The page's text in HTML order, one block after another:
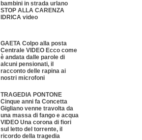
bambini in strada urlano
STOP ALLA CARENZA
IDRICA video
GAETA Colpo alla posta
Centrale VIDEO Ecco come
è andata dalle parole di
alcuni pensionati, il
racconto delle rapina ai
nostri microfoni
TRAGEDIA PONTONE
Cinque anni fa Concetta
Gigliano venne travolta da
una massa di fango e acqua
VIDEO Una corona di fiori
sul letto del torrente, il
ricordo della tragedia